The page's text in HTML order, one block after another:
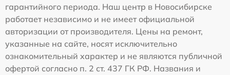
гарантийного периода. Наш центр в Новосибирске
работает независимо и не имеет официальной
авторизации от производителя. Цены на ремонт,
указанные на сайте, носят исключительно
ознакомительный характер и не являются публичной
офертой согласно п. 2 ст. 437 ГК РФ. Названия и